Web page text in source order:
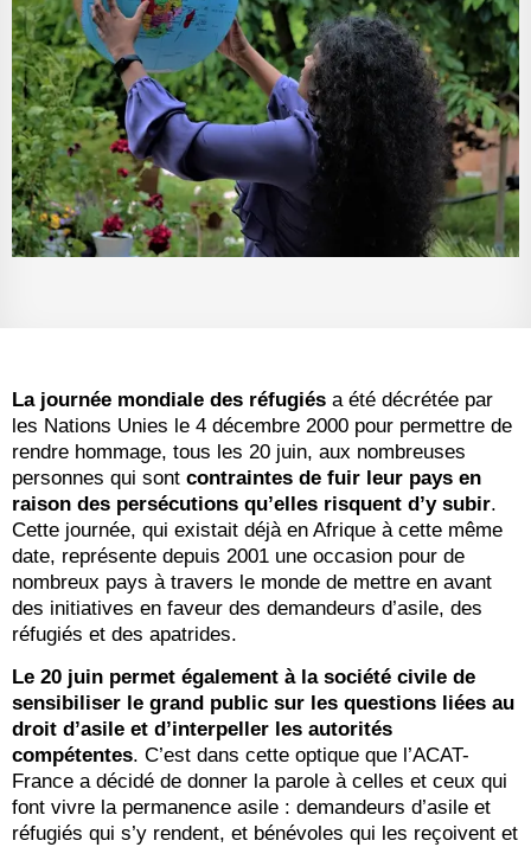
La journée mondiale des réfugiés a été décrétée par
les Nations Unies le 4 décembre 2000 pour permettre de
rendre hommage, tous les 20 juin, aux nombreuses
personnes qui sont contraintes de fuir leur pays en
raison des persécutions qu’elles risquent d’y subir.
Cette journée, qui existait déjà en Afrique à cette même
date, représente depuis 2001 une occasion pour de
nombreux pays à travers le monde de mettre en avant
des initiatives en faveur des demandeurs d’asile, des
réfugiés et des apatrides.
Le 20 juin permet également à la société civile de
sensibiliser le grand public sur les questions liées au
droit d’asile et d’interpeller les autorités
compétentes. C’est dans cette optique que l’ACAT-
France a décidé de donner la parole à celles et ceux qui
font vivre la permanence asile : demandeurs d’asile et
réfugiés qui s’y rendent, et bénévoles qui les reçoivent et